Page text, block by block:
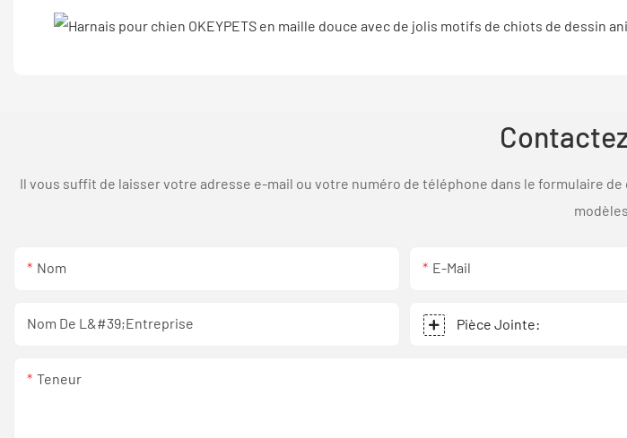
Il vous suffit de laisser votre adresse e-mail ou votre numéro de téléphone dans le formulaire
modèles.
Nom E-Mail
Nom De L&#39;entreprise Pièce Jointe:
Teneur